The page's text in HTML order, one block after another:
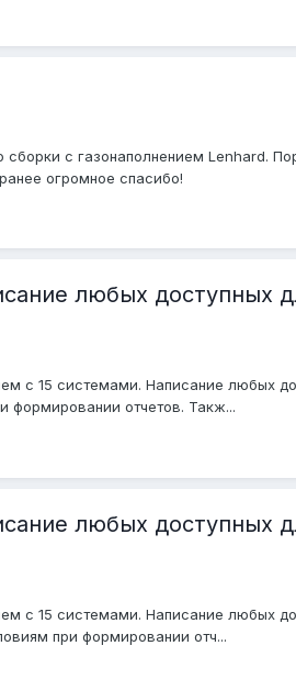
с газонаполнением Lenhard.
огромное спасибо!
любых доступных
с 15 системами. Написание любых
формировании отчетов. Такж...
любых доступных
с 15 системами. Написание любых
при формировании отч...